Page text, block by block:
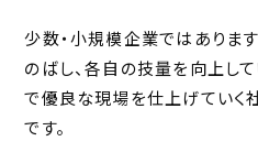
少数・小規模企業ではありま
のばし、各自の技量を向上し
で優良な現場を仕上げていく
です。